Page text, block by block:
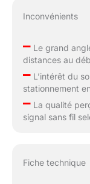
Inconvénients
–Le grand
distances au
–L’intérêt du
stationnement
–La qualité
signal sans fil
Fiche technique